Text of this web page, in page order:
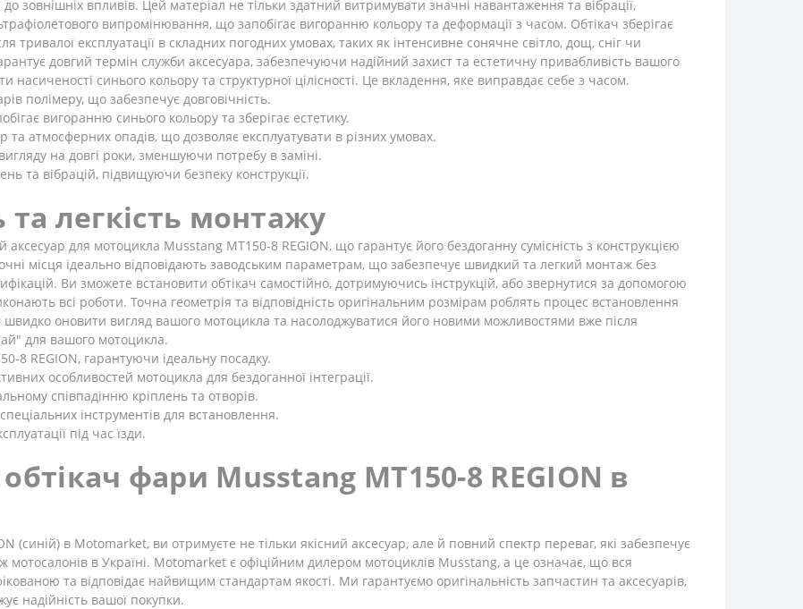
зовнішніх впливів. Цей матеріал не тільки здатний витримувати значні навантаження та вібрації,
випромінювання, що запобігає вигоранню кольору та деформації з часом. Обтікач зберігає
тривалої експлуатації в складних погодних умовах, таких як інтенсивне сонячне світло, дощ, сніг чи
довгий термін служби аксесуара, забезпечуючи надійний захист та естетичну привабливість вашого
насиченості синього кольору та структурної цілісності. Це вкладення, яке виправдає себе з часом.
полімеру, що забезпечує довговічність.
вигоранню синього кольору та зберігає естетику.
та атмосферних опадів, що дозволяє експлуатувати в різних умовах.
на довгі роки, зменшуючи потребу в заміні.
та вібрацій, підвищуючи безпеку конструкції.
та легкість монтажу
для мотоцикла Musstang MT150-8 REGION, що гарантує його бездоганну сумісність з конструкцією
місця ідеально відповідають заводським параметрам, що забезпечує швидкий та легкий монтаж без
Ви зможете встановити обтікач самостійно, дотримуючись інструкцій, або звернутися за допомогою
всі роботи. Точна геометрія та відповідність оригінальним розмірам роблять процес встановлення
оновити вигляд вашого мотоцикла та насолоджуватися його новими можливостями вже після
для вашого мотоцикла.
8 REGION, гарантуючи ідеальну посадку.
особливостей мотоцикла для бездоганної інтеграції.
співпадінню кріплень та отворів.
інструментів для встановлення.
під час їзди.
фари Musstang MT150-8 REGION в
(синій) в Motomarket, ви отримуєте не тільки якісний аксесуар, але й повний спектр переваг, які забезпечує
мотосалонів в Україні. Motomarket є офіційним дилером мотоциклів Musstang, а це означає, що вся
та відповідає найвищим стандартам якості. Ми гарантуємо оригінальність запчастин та аксесуарів,
надійність вашої покупки.